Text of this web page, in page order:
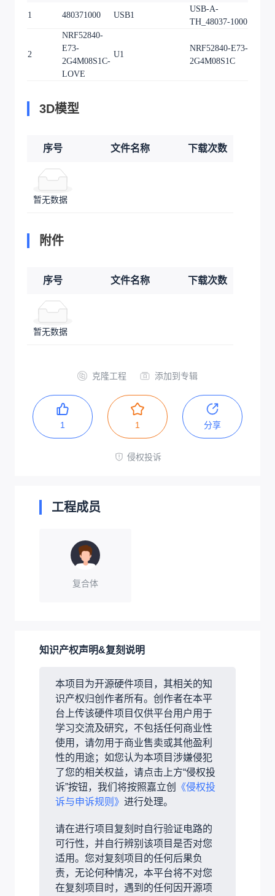
1 480371000 USB1
USB-A-
TH_48037-1000
2
NRF52840-
E73-
2G4M08S1C-
LOVE
U1
NRF52840-E73-
2G4M08S1C
3D模型
序号 文件名称 下载次数
暂无数据
附件
序号 文件名称 下载次数
暂无数据
克隆工程 添加到专辑
1 1 分享
侵权投诉
工程成员
复合体
知识产权声明&复刻说明
本项目为开源硬件项目，其相关的知
识产权归创作者所有。创作者在本平
台上传该硬件项目仅供平台用户用于
学习交流及研究，不包括任何商业性
使用，请勿用于商业售卖或其他盈利
性的用途；如您认为本项目涉嫌侵犯
了您的相关权益，请点击上方“侵权投
诉”按钮，我们将按照嘉立创
《侵权投
诉与申诉规则》 进行处理。
请在进行项目复刻时自行验证电路的
可行性，并自行辨别该项目是否对您
适用。您对复刻项目的任何后果负
责，无论何种情况，本平台将不对您
在复刻项目时，遇到的任何因开源项